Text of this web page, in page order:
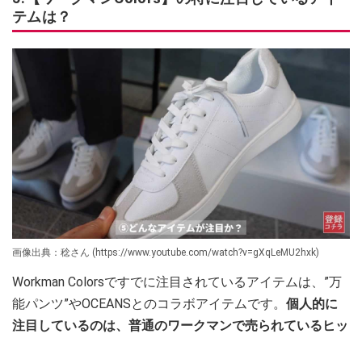
テムは？
画像出典：稔さん (https://www.youtube.com/watch?v=gXqLeMU2hxk)
Workman Colorsですでに注目されているアイテムは、”万
能パンツ”やOCEANSとのコラボアイテムです。 個人的に
注目しているのは、普通のワークマンで売られているヒッ